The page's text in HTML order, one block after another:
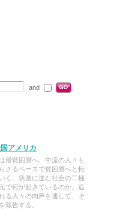
and
アメリカ
最貧困層へ、中流の人々も
ざるペースで貧困層へと転
く。急激に進む社会の二極
で何が起きているのか。追
る人々の肉声を通して、そ
報告する。